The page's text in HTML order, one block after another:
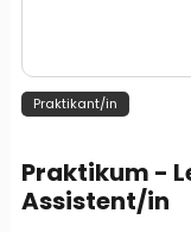
Praktikant/in
Praktikum -
Assistent/in